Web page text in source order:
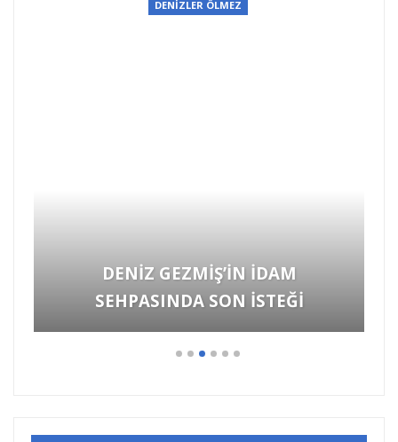
DENİZLER ÖLMEZ
DENİZ GEZMİŞ’İN İDAM
SEHPASINDA SON İSTEĞİ